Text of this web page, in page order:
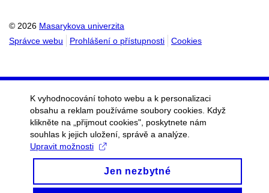
© 2026 Masarykova univerzita
Správce webu
Prohlášení o přístupnosti Cookies
K vyhodnocování tohoto webu a k personalizaci
obsahu a reklam používáme soubory cookies. Když
klikněte na „přijmout cookies", poskytnete nám
souhlas k jejich uložení, správě a analýze.
Upravit možnosti
Jen nezbytné